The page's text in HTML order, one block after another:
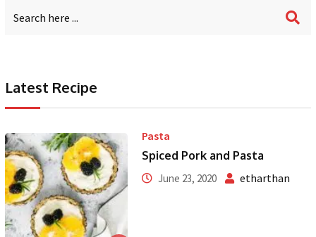
Latest Recipe
Pasta
Spiced Pork and Pasta
June 23, 2020 etharthan